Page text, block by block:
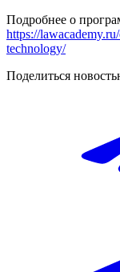
Подробнее о
https://
technology/
Поделиться